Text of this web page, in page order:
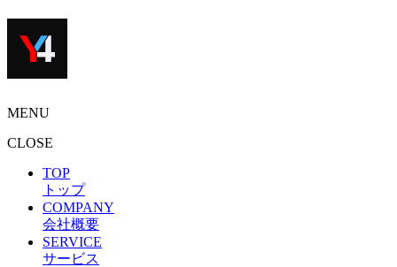
MENU
CLOSE
TOP
トップ
COMPANY
会社概要
SERVICE
サービス